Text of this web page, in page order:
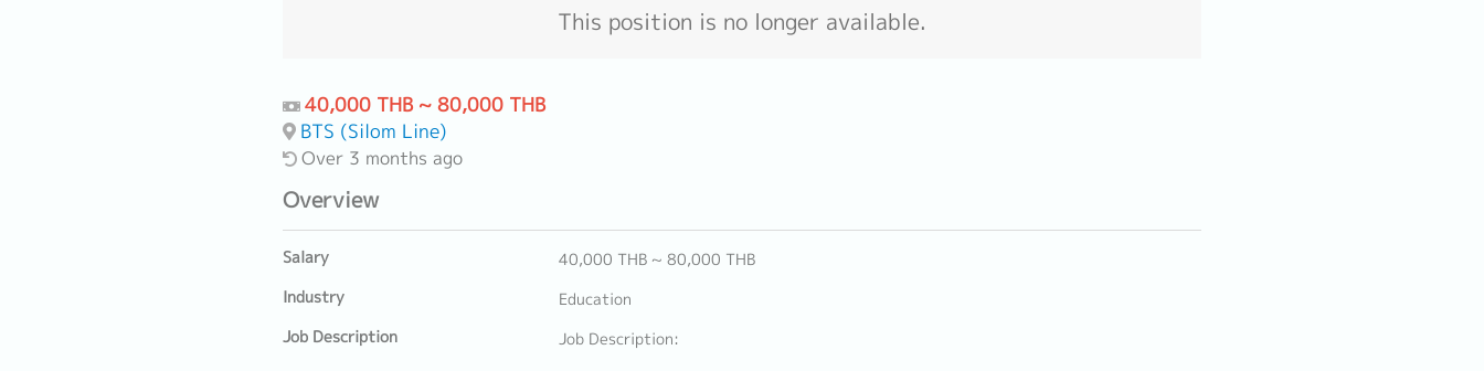
This position is no longer available.
40,000 THB ~ 80,000 THB
BTS (Silom Line)
Over 3 months ago
Overview
Salary
40,000 THB ~ 80,000 THB
Industry
Education
Job Description
Job Description: